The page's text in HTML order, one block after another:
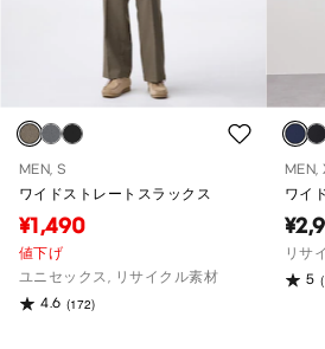
MEN, S
ワイドストレートスラックス
¥1,490
値下げ
ユニセックス, リサイクル素材
4.6 (172)
MEN,
ワイ
リサ
5